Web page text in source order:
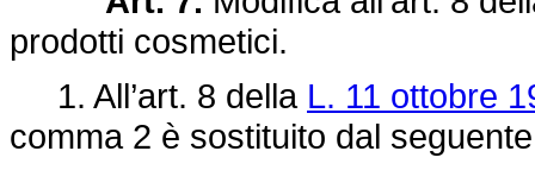
prodotti cosmetici.
1. All’art. 8 della L. 11 ottobre
comma 2 è sostituito dal